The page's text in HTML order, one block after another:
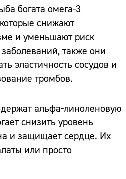
богата омега-3
снижают
и уменьшают риск
также они
эластичность сосудов и
тромбов.
альфа-линоленовую
снизить уровень
и защищает сердце. Их
или просто